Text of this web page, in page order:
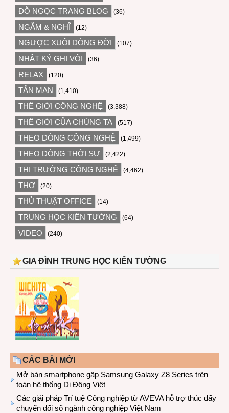
ĐỖ NGỌC TRANG BLOG (36)
NGẪM & NGHĨ (12)
NGƯỢC XUÔI DÒNG ĐỜI (107)
NHẬT KÝ GHI VỘI (36)
RELAX (120)
TẢN MẠN (1,410)
THẾ GIỚI CÔNG NGHỆ (3,388)
THẾ GIỚI CỦA CHÚNG TA (517)
THEO DÒNG CÔNG NGHỆ (1,499)
THEO DÒNG THỜI SỰ (2,422)
THỊ TRƯỜNG CÔNG NGHỆ (4,462)
THƠ (20)
THỦ THUẬT OFFICE (14)
TRUNG HỌC KIẾN TƯỜNG (64)
VIDEO (240)
GIA ĐÌNH TRUNG HỌC KIẾN TƯỜNG
CÁC BÀI MỚI
Mở bán smartphone gập Samsung Galaxy Z8 Series trên
toàn hệ thống Di Động Việt
Các giải pháp Trí tuệ Công nghiệp từ AVEVA hỗ trợ thúc đẩy
chuyển đổi số ngành công nghiệp Việt Nam